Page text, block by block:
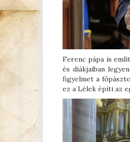
Ferenc pápa is
és diákjaiban
figyelmet a
ez a Lélek építi az